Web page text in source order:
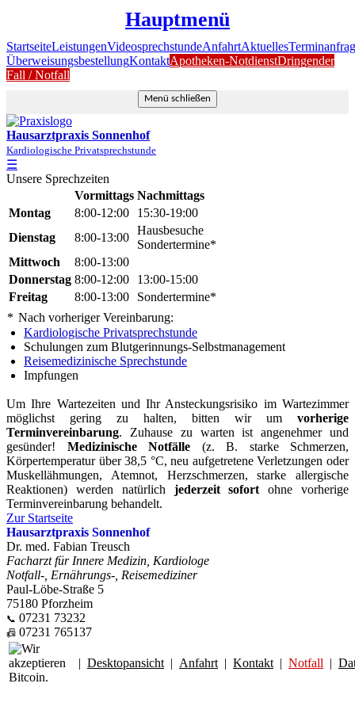
Hauptmenü
StartseiteLeistungenVideosprechstundeAnfahrtAktuelles
ÜberweisungsbestellungKontaktApotheken-NotdienstDringender
Fall / Notfall
Menü schließen
Hausarztpraxis Sonnenhof
Kardiologische Privatsprechstunde
☰
Unsere Sprechzeiten
Vormittags Nachmittags
Montag
8:00-12:00
15:30-19:00
Dienstag
8:00-13:00
Hausbesuche
Sondertermine*
Mittwoch
8:00-13:00
Donnerstag 8:00-12:00
13:00-15:00
Freitag
8:00-13:00
Sondertermine*
* Nach vorheriger Vereinbarung:
Kardiologische Privatsprechstunde
Schulungen zum Blutgerinnungs-Selbstmanagement
Reisemedizinische Sprechstunde
Impfungen
Um Ihre Wartezeiten und Ihr Ansteckungsrisiko im Wartezimmer
möglichst gering zu halten, bitten wir um vorherige
Terminvereinbarung. Zuhause zu warten ist angenehmer und
gesünder! Medizinische Notfälle (z. B. starke Schmerzen,
Körpertemperatur über 38,5 °C, neu aufgetretene Verletzungen oder
Muskellähmungen, Atemnot, Herzschmerzen, starke allergische
Reaktionen) werden natürlich jederzeit sofort ohne vorherige
Terminvereinbarung behandelt.
Zur Startseite
Hausarztpraxis Sonnenhof
Dr. med. Fabian Treusch
Facharzt für Innere Medizin, Kardiologe
Notfall-, Ernährungs-, Reisemediziner
Paul-Löbe-Straße 5
75180 Pforzheim
📞 07231 73232
📠 07231 765137
| Desktopansicht | Anfahrt | Kontakt | Notfall |